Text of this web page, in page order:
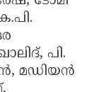
പി.
മഡിയൻ